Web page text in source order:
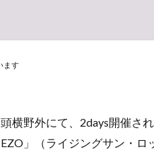
ます
横野外にて、2days開催さ
」（ライジングサン・ロ